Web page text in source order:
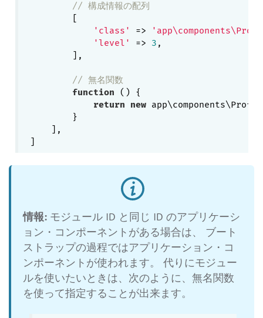
// 構成情報の配列
        [
'class'
=>
'level'
=> 3 ,
        ],
// 無名関数
function
()
{
return
new
        }
    ],
情報: モジュール ID と同じ ID のアプリケーシ
ョン・コンポーネントがある場合は、 ブート
ストラップの過程ではアプリケーション・コ
ンポーネントが使われます。 代りにモジュー
ルを使いたいときは、次のように、無名関数
を使って指定することが出来ます。